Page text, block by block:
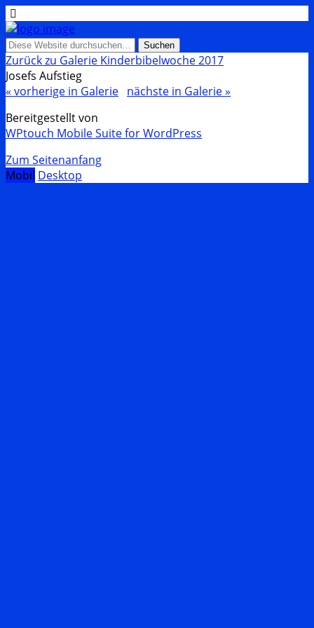
Zurück zu Galerie Kinderbibelwoche 2017
Josefs Aufstieg
« vorherige in Galerie nächste in Galerie »
Bereitgestellt von
WPtouch Mobile Suite for WordPress
Zum Seitenanfang
Mobil Desktop